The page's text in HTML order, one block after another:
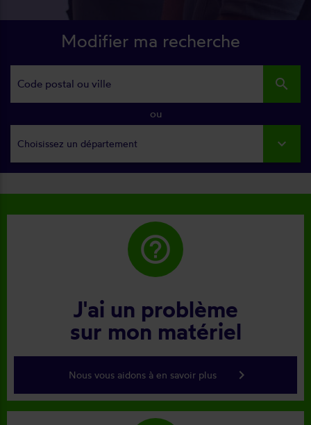
Modifier ma recherche
search
ou
Choisissez un département
help_outline
J'ai un problème
sur mon matériel
Nous vous aidons à en savoir plus keyboard_arrow_right